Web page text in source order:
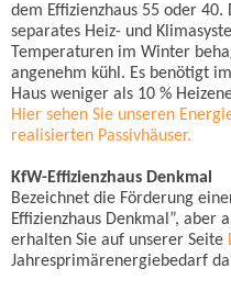
dem Effizienzhaus 55 oder
separates Heiz- und
Temperaturen im Winter
angenehm kühl. Es benötigt
Haus weniger als 10 %
Hier sehen Sie unseren
realisierten Passivhäuser.
KfW-Effizienzhaus Denkmal
Bezeichnet die Förderung
Effizienzhaus Denkmal”, aber
erhalten Sie auf unserer Seite
Jahresprimärenergiebedarf